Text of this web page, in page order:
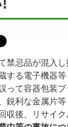
禁忌品が混入
する電子機器
って容器包装
鋭利な金属片等
収後、リサイ